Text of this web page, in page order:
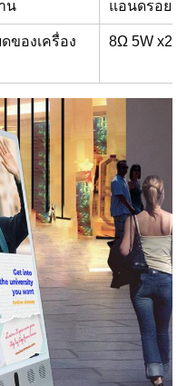
น แอนดรอยด์
ของเครื่อง
8Ω 5W x2